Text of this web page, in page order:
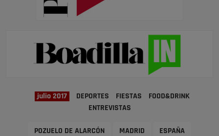
julio 2017 DEPORTES FIESTAS
FOOD&DRINK
ENTREVISTAS
POZUELO DE ALARCÓN MADRID ESPAÑA